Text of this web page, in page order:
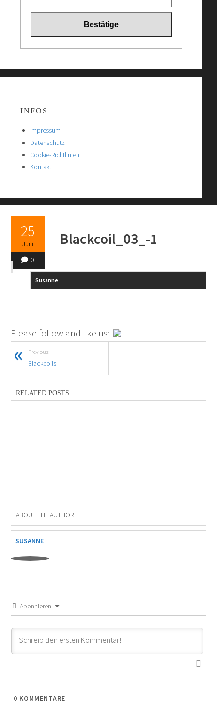
INFOS
Impressum
Datenschutz
Cookie-Richtlinien
Kontakt
25
Juni
0
Blackcoil_03_-1
Susanne
Please follow and like us:
Previous:
Blackcoils
RELATED POSTS
ABOUT THE AUTHOR
SUSANNE
Abonnieren
0 KOMMENTARE